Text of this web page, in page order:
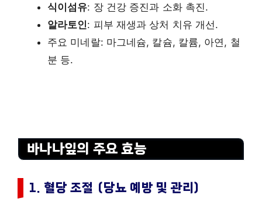
식이섬유: 장 건강 증진과 소화 촉진.
알라토인: 피부 재생과 상처 치유 개선.
주요 미네랄: 마그네슘, 칼슘, 칼륨, 아연, 철
분 등.
바나나잎의 주요 효능
1. 혈당 조절 (당뇨 예방 및 관리)